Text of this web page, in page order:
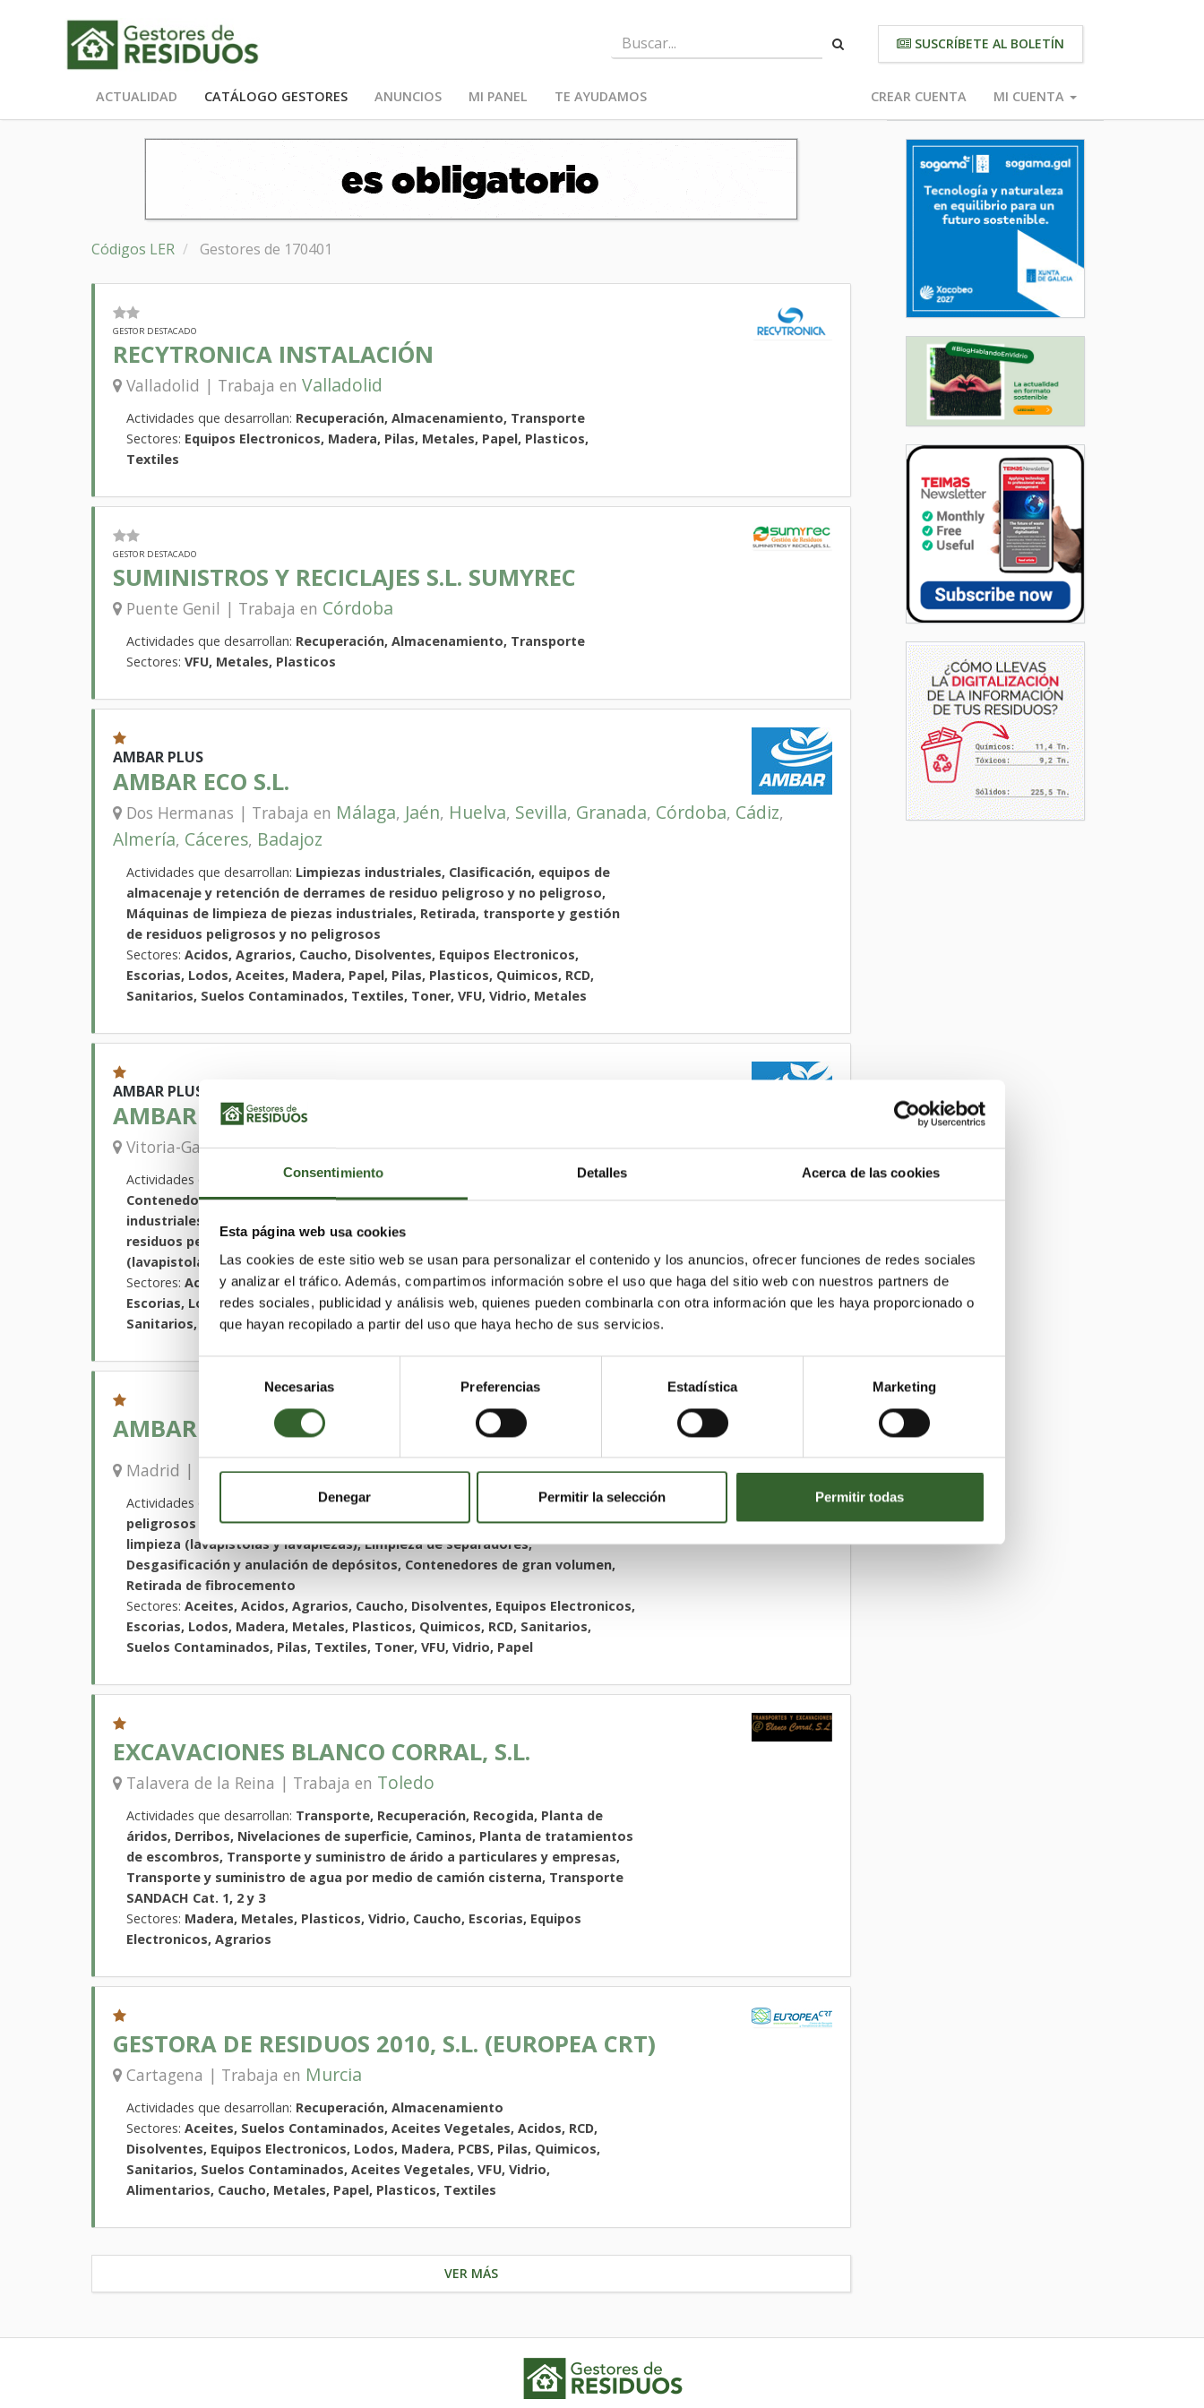
Consentimiento Detalles Acerca de las cookies
Esta página web usa cookies
Las cookies de este sitio web se usan para personalizar el contenido y los anuncios, ofrecer funciones de redes sociales
y analizar el tráfico. Además, compartimos información sobre el uso que haga del sitio web con nuestros partners de
redes sociales, publicidad y análisis web, quienes pueden combinarla con otra información que les haya proporcionado o
que hayan recopilado a partir del uso que haya hecho de sus servicios.
Selección
consentimiento
Necesarias Preferencias Estadística Marketing
Denegar Permitir la selección Permitir todas
SUSCRÍBETE AL BOLETÍN
ACTUALIDAD CATÁLOGO GESTORES ANUNCIOS MI PANEL TE AYUDAMOS CREAR CUENTA MI CUENTA
Códigos LER Gestores de 170401
GESTOR DESTACADO
RECYTRONICA INSTALACIÓN
Valladolid | Trabaja en Valladolid
Actividades que desarrollan: Recuperación, Almacenamiento, Transporte
Sectores: Equipos Electronicos, Madera, Pilas, Metales, Papel, Plasticos,
Textiles
GESTOR DESTACADO
SUMINISTROS Y RECICLAJES S.L. SUMYREC
Puente Genil | Trabaja en Córdoba
Actividades que desarrollan: Recuperación, Almacenamiento, Transporte
Sectores: VFU, Metales, Plasticos
AMBAR PLUS
AMBAR ECO S.L.
Dos Hermanas | Trabaja en Málaga, Jaén, Huelva, Sevilla, Granada, Córdoba, Cádiz,
Almería, Cáceres, Badajoz
Actividades que desarrollan: Limpiezas industriales, Clasificación, equipos de
almacenaje y retención de derrames de residuo peligroso y no peligroso,
Máquinas de limpieza de piezas industriales, Retirada, transporte y gestión
de residuos peligrosos y no peligrosos
Sectores: Acidos, Agrarios, Caucho, Disolventes, Equipos Electronicos,
Escorias, Lodos, Aceites, Madera, Papel, Pilas, Plasticos, Quimicos, RCD,
Sanitarios, Suelos Contaminados, Textiles, Toner, VFU, Vidrio, Metales
AMBAR PLUS
AMBAR HONDAKIN, S.L.
Vitoria-Gasteiz | Trabaja enVizcaya,Álava,Guipúzcoa,Burgos,Cantabria
Actividades que desarrollan:Desgasificación y anulación de depósitos,
Contenedores de gran volumen, Limpieza de separadores, Limpiezas
industriales, Retirada de fibrocemento, Retirada, transporte y gestión de
residuos peligrosos y no peligrosos, Clasificación, maquinas de limpieza
(lavapistolas y lavapiezas)
Sectores: Aceites, Acidos, Agrarios, Caucho, Disolventes, Equipos Electronicos,
Escorias, Lodos, Madera, Metales, Papel, Pilas, Plasticos, Quimicos, RCD,
Sanitarios, Suelos Contaminados, Textiles, Toner, VFU, Vidrio
AMBAR PLUS, S.L.
Madrid | Trabaja enMadrid,Guadalajara,Toledo,Segovia
Actividades que desarrollan:
Retirada, transporte y gestión de residuos
peligrosos y no peligrosos, Limpiezas industriales, Clasificación, maquinas de
limpieza (lavapistolas y lavapiezas), Limpieza de separadores,
Desgasificación y anulación de depósitos, Contenedores de gran volumen,
Retirada de fibrocemento
Sectores: Aceites, Acidos, Agrarios, Caucho, Disolventes, Equipos Electronicos,
Escorias, Lodos, Madera, Metales, Plasticos, Quimicos, RCD, Sanitarios,
Suelos Contaminados, Pilas, Textiles, Toner, VFU, Vidrio, Papel
EXCAVACIONES BLANCO CORRAL, S.L.
Talavera de la Reina | Trabaja en Toledo
Actividades que desarrollan: Transporte, Recuperación, Recogida, Planta de
áridos, Derribos, Nivelaciones de superficie, Caminos, Planta de tratamientos
de escombros, Transporte y suministro de árido a particulares y empresas,
Transporte y suministro de agua por medio de camión cisterna, Transporte
SANDACH Cat. 1, 2 y 3
Sectores: Madera, Metales, Plasticos, Vidrio, Caucho, Escorias, Equipos
Electronicos, Agrarios
GESTORA DE RESIDUOS 2010, S.L. (EUROPEA CRT)
Cartagena | Trabaja en Murcia
Actividades que desarrollan: Recuperación, Almacenamiento
Sectores: Aceites, Suelos Contaminados, Aceites Vegetales, Acidos, RCD,
Disolventes, Equipos Electronicos, Lodos, Madera, PCBS, Pilas, Quimicos,
Sanitarios, Suelos Contaminados, Aceites Vegetales, VFU, Vidrio,
Alimentarios, Caucho, Metales, Papel, Plasticos, Textiles
VER MÁS